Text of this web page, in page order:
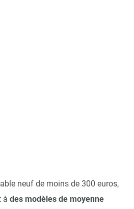
neuf de moins de 300 euros,
à des modèles de moyenne